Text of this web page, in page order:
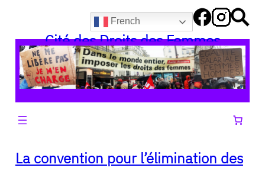
contenu
French
Cité des Droits des Femmes
La convention pour l’élimination des